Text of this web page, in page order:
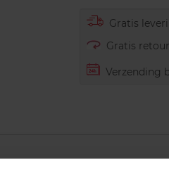
Gratis
Gratis
Verzending